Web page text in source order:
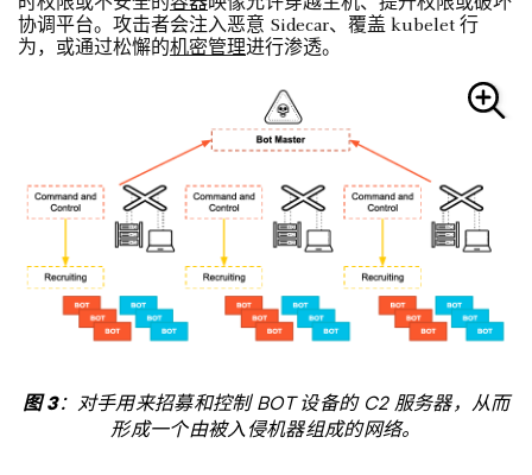
时权限或不安全的容器映像允许穿越主机、提升权限或破坏
协调平台。攻击者会注入恶意 Sidecar、覆盖 kubelet 行
为，或通过松懈的机密管理进行渗透。
图 3：对手用来招募和控制 BOT 设备的 C2 服务器，从而
形成一个由被入侵机器组成的网络。